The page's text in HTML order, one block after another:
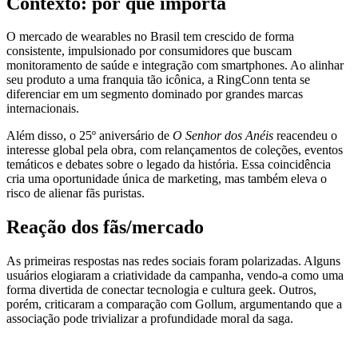
O mercado de wearables no Brasil tem crescido de forma
consistente, impulsionado por consumidores que buscam
monitoramento de saúde e integração com smartphones. Ao alinhar
seu produto a uma franquia tão icônica, a RingConn tenta se
diferenciar em um segmento dominado por grandes marcas
internacionais.
Além disso, o 25º aniversário de O Senhor dos Anéis reacendeu o
interesse global pela obra, com relançamentos de coleções, eventos
temáticos e debates sobre o legado da história. Essa coincidência
cria uma oportunidade única de marketing, mas também eleva o
risco de alienar fãs puristas.
Reação dos fãs/mercado
As primeiras respostas nas redes sociais foram polarizadas. Alguns
usuários elogiaram a criatividade da campanha, vendo-a como uma
forma divertida de conectar tecnologia e cultura geek. Outros,
porém, criticaram a comparação com Gollum, argumentando que a
associação pode trivializar a profundidade moral da saga.